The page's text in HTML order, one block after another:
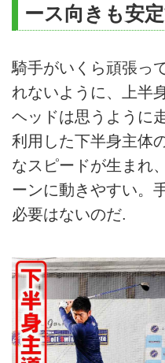
ース向きも安
騎手がいくら頑張っ
れないように、上半
ヘッドは思うように
利用した下半身主体
なスピードが生まれ
ーンに動きやすい。
必要はないのだ.